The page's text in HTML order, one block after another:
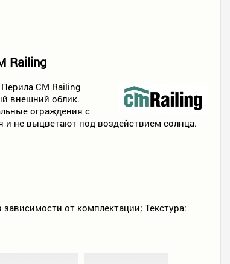
Railing
CM Railing
внешний облик.
ограждения с
и не выцветают под воздействием солнца.
от комплектации; Текстура: